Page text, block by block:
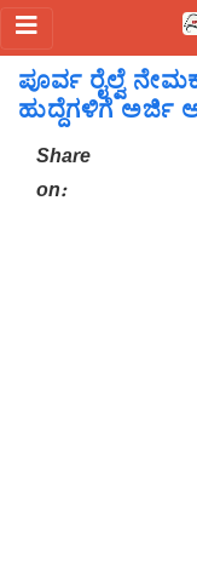
ಪೂರ್ವ ರೈಲ್ವೆ
ಹುದ್ದೆಗಳಿಗೆ ಅರ್ಜಿ
Share
on: